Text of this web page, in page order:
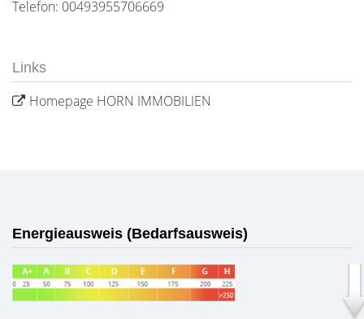
Telefon: 00493955706669
Links
Homepage HORN IMMOBILIEN
Energieausweis (Bedarfsausweis)